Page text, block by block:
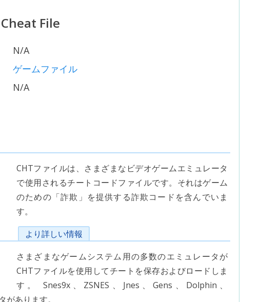
File
N/A
ゲームファイル
N/A
CHTファイルは、さまざまなビデオゲームエミュレータ
で使用されるチートコードファイルです。それはゲーム
のための「詐欺」を提供する詐欺コードを含んでいま
す。
より詳しい情報
さまざまなゲームシステム用の多数のエミュレータが
CHTファイルを使用してチートを保存およびロードしま
す。 Snes9x、ZSNES、Jnes、Gens、Dolphin、
あります。